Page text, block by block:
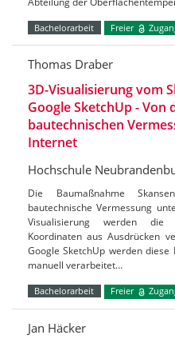
Bachelorarbeit Freier
Thomas Draber
3D-Visualisierung vom
Google SketchUp - Von
bautechnischen
Internet
Hochschule
Die Baumaßnahme
bautechnische Vermessung
Visualisierung werden die
Koordinaten aus Ausdrücken
Google SketchUp werden
manuell verarbeitet…
Bachelorarbeit Freier
Jan Häcker